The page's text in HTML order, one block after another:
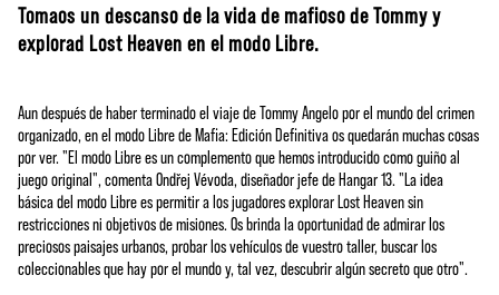
Tomaos un descanso de la vida de mafioso de Tommy y
explorad Lost Heaven en el modo Libre.
Aun después de haber terminado el viaje de Tommy Angelo por el mundo del crimen
organizado, en el modo Libre de Mafia: Edición Definitiva os quedarán muchas cosas
por ver. "El modo Libre es un complemento que hemos introducido como guiño al
juego original", comenta Ondřej Vévoda, diseñador jefe de Hangar 13. "La idea
básica del modo Libre es permitir a los jugadores explorar Lost Heaven sin
restricciones ni objetivos de misiones. Os brinda la oportunidad de admirar los
preciosos paisajes urbanos, probar los vehículos de vuestro taller, buscar los
coleccionables que hay por el mundo y, tal vez, descubrir algún secreto que otro".